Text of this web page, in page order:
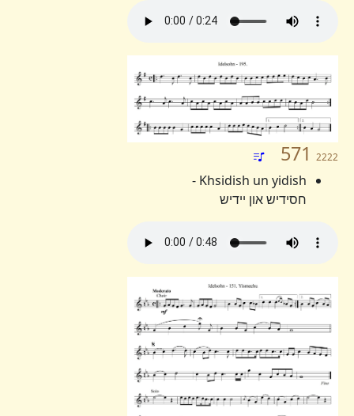
571 2222
Khsidish un yidish -
חסידיש און יידיש